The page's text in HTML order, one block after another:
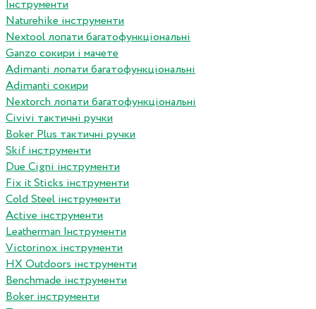
Інструменти
Naturehike інструменти
Nextool лопати багатофункціональні
Ganzo сокири і мачете
Adimanti лопати багатофункціональні
Adimanti сокири
Nextorch лопати багатофункціональні
Сivivi тактичні ручки
Boker Plus тактичні ручки
Skif інструменти
Due Cigni інструменти
Fix it Sticks інструменти
Сold Steel інструменти
Active інструменти
Leatherman Інструменти
Victorinox інструменти
HX Outdoors інструменти
Benchmade інструменти
Boker інструменти